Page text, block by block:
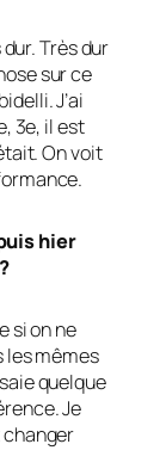
dur. Très dur
sur ce
J’ai
3e, il est
On voit
hier
si on ne
les mêmes
quelque
Je
changer